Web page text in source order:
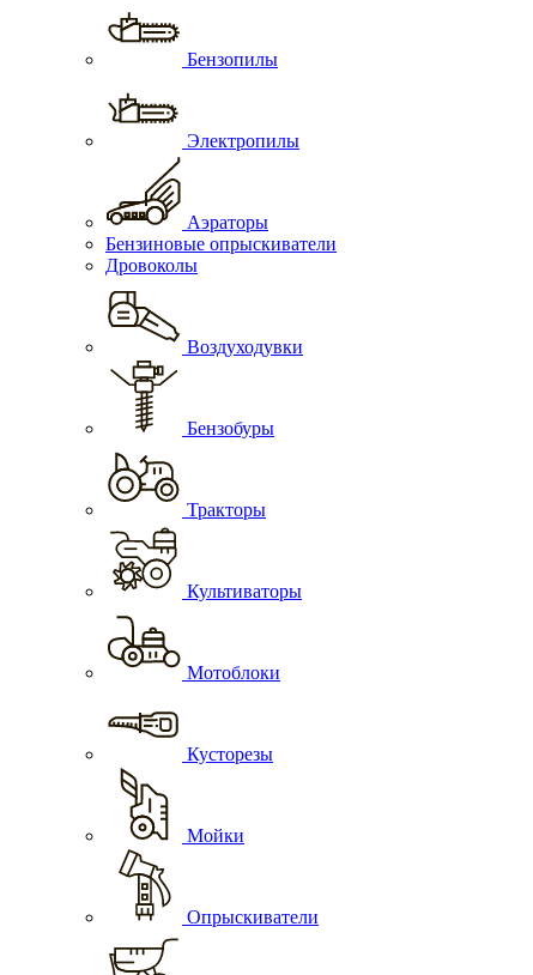
Бензопилы
Электропилы
Аэраторы
Бензиновые опрыскиватели
Дровоколы
Воздуходувки
Бензобуры
Тракторы
Культиваторы
Мотоблоки
Кусторезы
Мойки
Опрыскиватели